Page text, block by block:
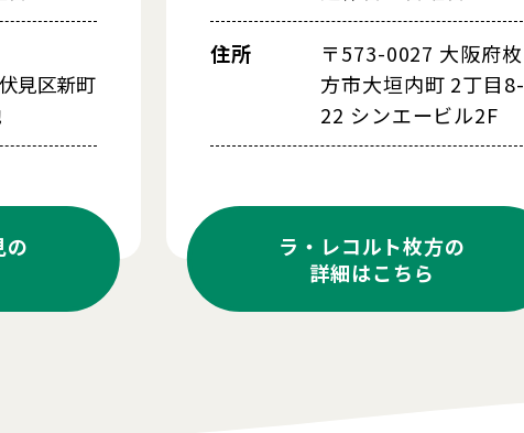
見区新町
の
住所
〒573-0027 大阪府枚
方市大垣内町 2丁目8-
22 シンエービル2F
ラ・レコルト枚方の
詳細はこちら